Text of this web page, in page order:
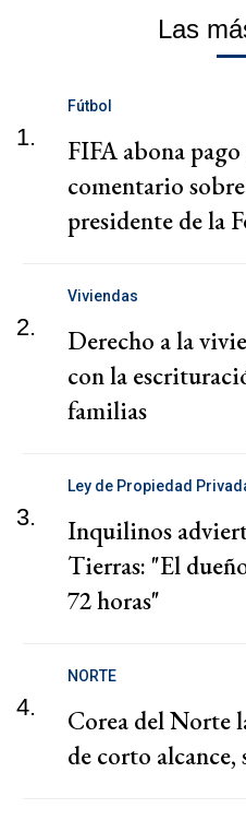
Las
1.
Fútbol
FIFA abona
comentario
presidente de la
2.
Viviendas
Derecho a la
con la
familias
3.
Ley de Propiedad
Inquilinos
Tierras: "El
72 horas"
4.
NORTE
Corea del Norte
de corto alcance,